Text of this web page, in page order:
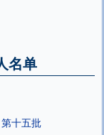
名单
第十五批